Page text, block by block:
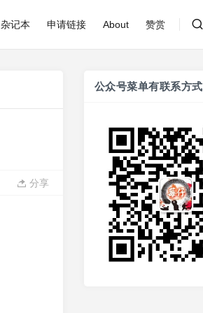
杂记本 申请链接 About 赞赏
分享
公众号菜单有联系方式